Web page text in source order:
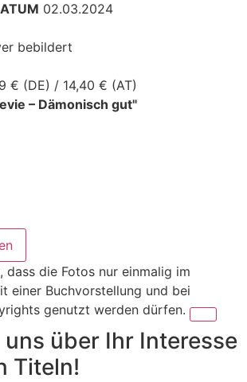
02.03.2024
bebildert
€ (DE) / 14,40 € (AT)
– Dämonisch gut"
dass die Fotos nur einmalig im
einer Buchvorstellung und bei
genutzt werden dürfen.
über Ihr Interesse
Titeln!